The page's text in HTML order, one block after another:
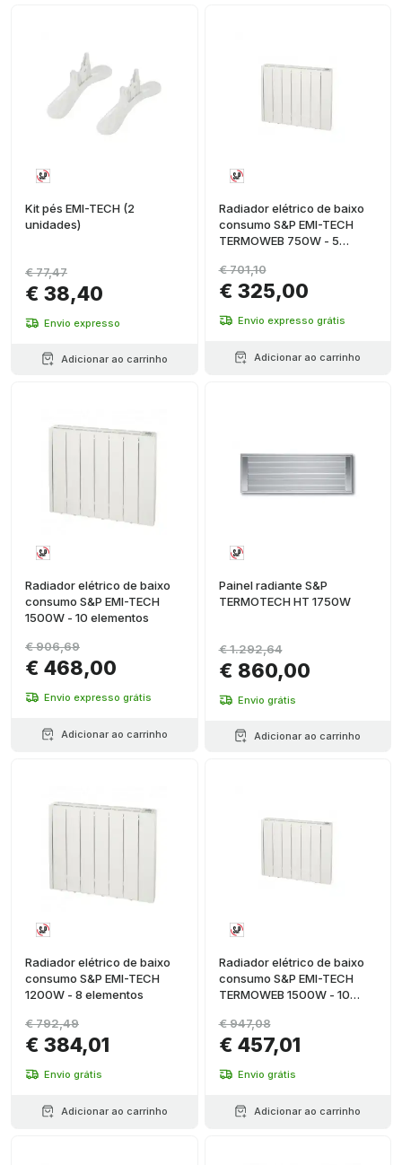
Kit pés EMI-TECH (2
unidades)
€ 38,40
€ 77,47
Envio expresso
Adicionar ao carrinho
Radiador elétrico de baixo
consumo S&P EMI-TECH
TERMOWEB 750W - 5
€ 325,00
€ 701,10
Envio expresso grátis
Adicionar ao carrinho
Radiador elétrico de baixo
consumo S&P EMI-TECH
1500W - 10 elementos
€ 468,00
€ 906,69
Envio expresso grátis
Adicionar ao carrinho
Painel radiante S&P
TERMOTECH HT 1750W
€ 860,00
€ 1.292,64
Envio grátis
Adicionar ao carrinho
Radiador elétrico de baixo
consumo S&P EMI-TECH
1200W - 8 elementos
€ 384,01
€ 792,49
Envio grátis
Adicionar ao carrinho
Radiador elétrico de baixo
consumo S&P EMI-TECH
TERMOWEB 1500W - 10
€ 457,01
€ 947,08
Envio grátis
Adicionar ao carrinho